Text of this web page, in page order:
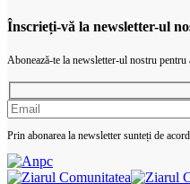
Înscrieți-vă la newsletter-ul
Abonează-te la newsletter-ul nostru
Prin abonarea la newsletter sunteți de